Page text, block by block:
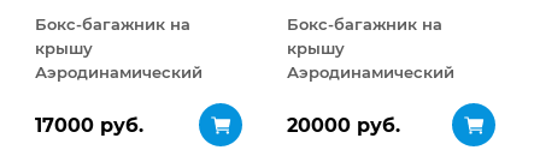
Бокс-багажник на
крышу
Аэродинамический
17000 руб.
Бокс-багажник на
крышу
Аэродинамический
20000 руб.